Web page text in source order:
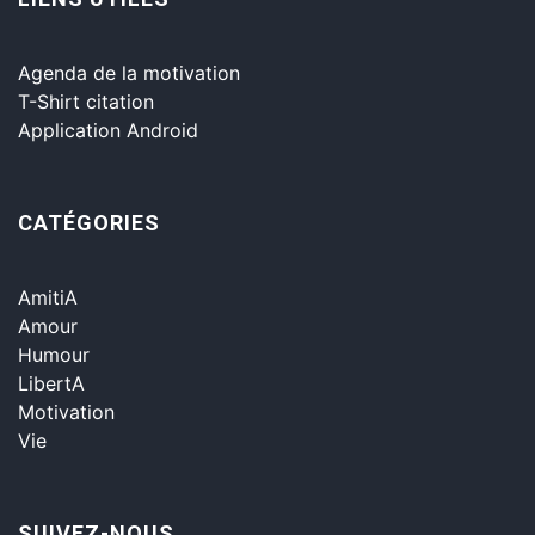
Agenda de la motivation
T-Shirt citation
Application Android
CATÉGORIES
AmitiA
Amour
Humour
LibertA
Motivation
Vie